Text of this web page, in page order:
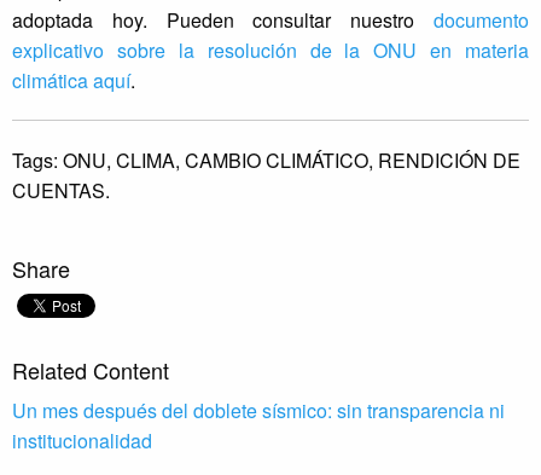
adoptada hoy. Pueden consultar nuestro documento
explicativo sobre la resolución de la ONU en materia
climática aquí.
Tags: ONU, CLIMA, CAMBIO CLIMÁTICO, RENDICIÓN DE
CUENTAS.
Share
Related Content
Un mes después del doblete sísmico: sin transparencia ni
institucionalidad